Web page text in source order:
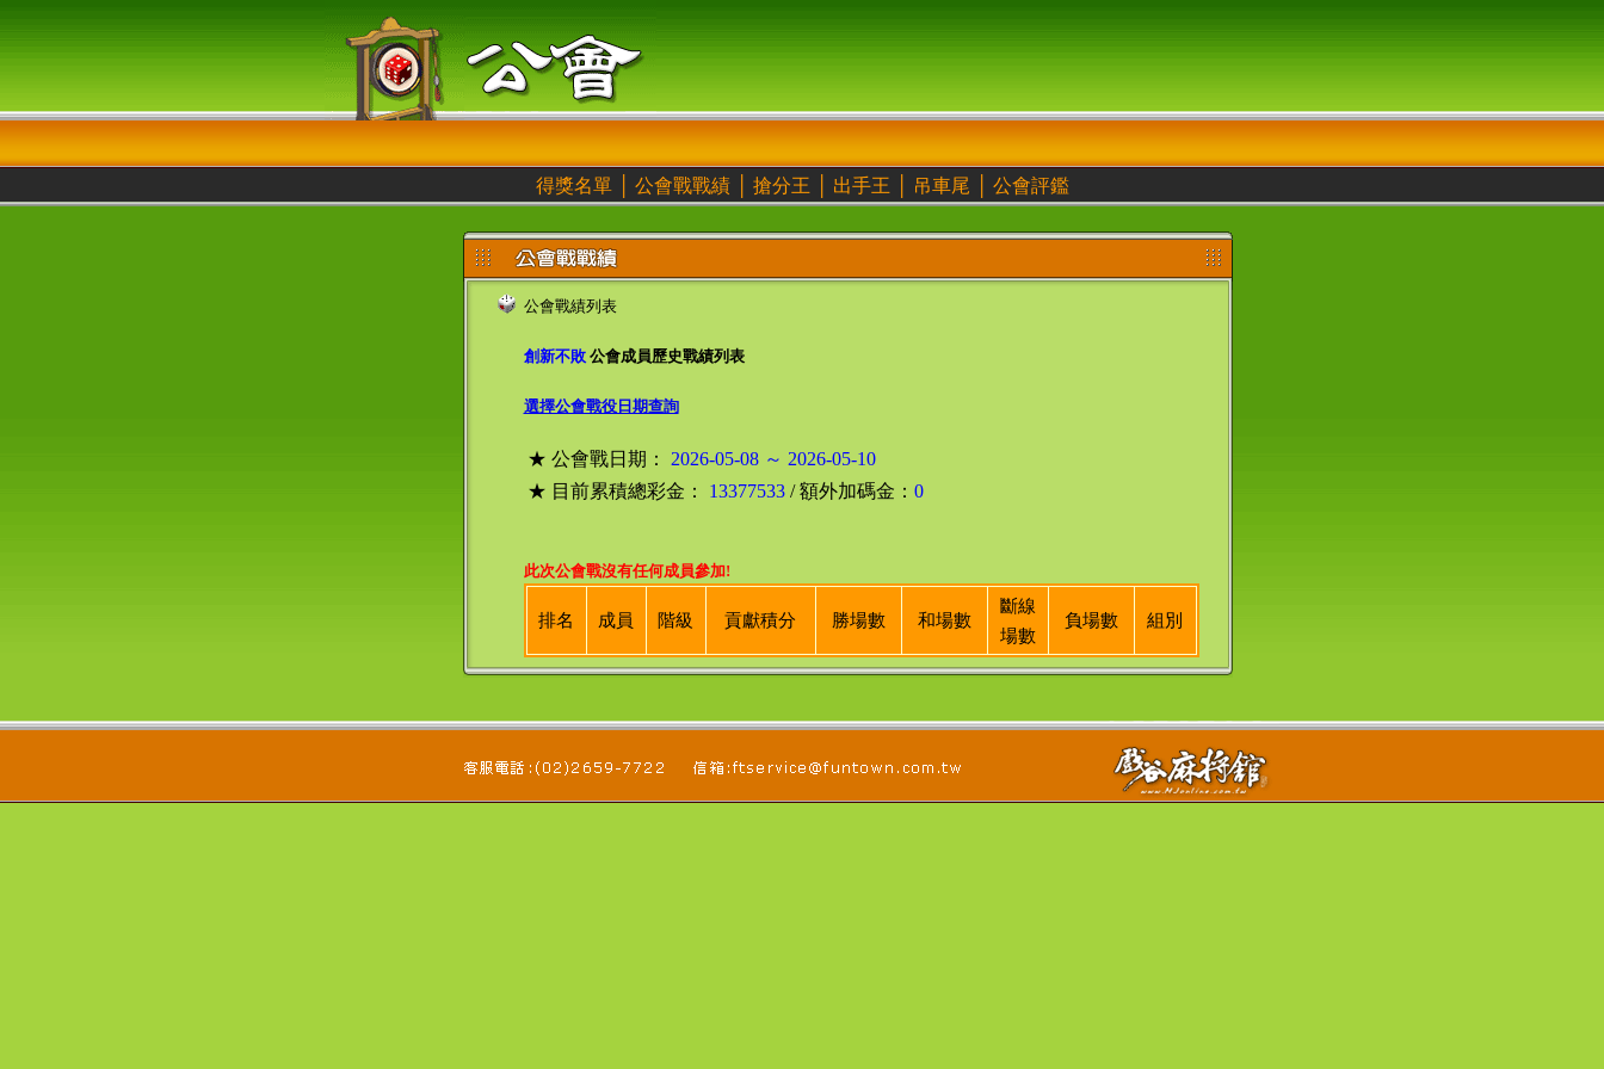
得獎名單│ 公會戰戰績│ 搶分王 出手王 吊車尾 公會評鑑
公會戰績列表
創新不敗公會成員歷史戰績列表
選擇公會戰役日期查詢
★ 公會戰日期：
2026-05-08 ～ 2026-05-10
★ 目前累積總彩金：
13377533 / 額外加碼金： 0
此次公會戰沒有任何成員參加!
排名 成員 階級 貢獻積分 勝場數 和場數
斷線
場數
負場數 組別